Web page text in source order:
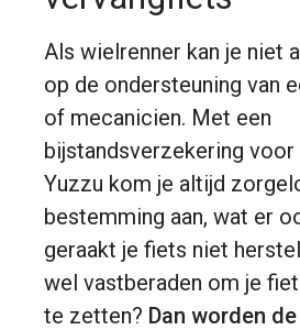
Als wielrenner kan je niet
op de ondersteuning van
of mecanicien. Met een
bijstandsverzekering
Yuzzu kom je altijd
bestemming aan, wat er
geraakt je fiets niet
wel vastberaden om je
te zetten? Dan worden